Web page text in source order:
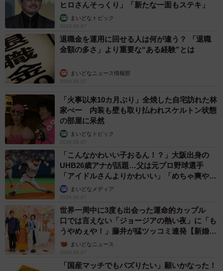
ヒロさんそっくり」「新たな一面もステキ」
まいどなトピック
2026.08.07
退職金を運用に回せる人は何が違う？ 「退職
金額の多さ」より重要な“ある経験”とは
まいどなニュース情報部
2026.08.07
「火事以来10カ月ぶり」全焼した自宅訪れた林
家ぺー 内装も壁も取り払われスケルトン状態
の部屋に呆然
まいどなトピック
2026.08.07
「こんなかわいい子おるん！？」大阪出身の
UHB26歳アナが話題…父は元プロ野球選手
「アイドルさんよりかわいい」「めちゃ爽や
か」まいどなメディア
2026.08.07
世界一周中に3度も出会った運命的カップル
口では言えない「ジョージアの熱い夜」に「も
うやめぇや！」藤井が猛ツッコミ連発【新婚さ
ん】まいどなニュース
2026.08.07
「国産マッチでもバズりたい」願いかなった！